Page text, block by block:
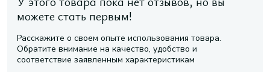
можете стать первым!
Расскажите о своем опыте использования товара.
Обратите внимание на качество, удобство и
соответствие заявленным характеристикам